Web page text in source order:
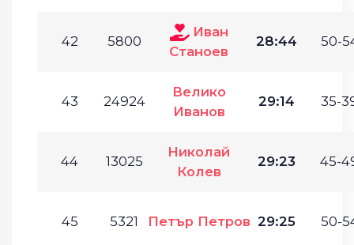
42 5800
Иван
Станоев
28:44 50-
43 24924
Велико
Иванов
29:14 35-
44 13025
Николай
Колев
29:23 45-
45 5321 Петър Петров 29:25 50-